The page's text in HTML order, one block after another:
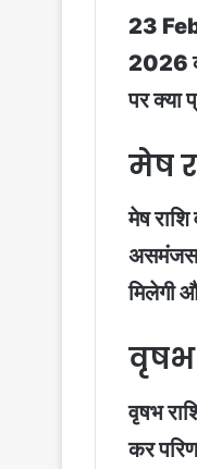
23
2026
पर क्या
मेष
मेष
असमंजस
मिलेगी
वृषभ
वृषभ
कर